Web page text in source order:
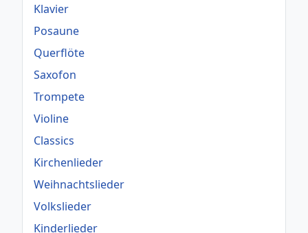
Klavier
Posaune
Querflöte
Saxofon
Trompete
Violine
Classics
Kirchenlieder
Weihnachtslieder
Volkslieder
Kinderlieder